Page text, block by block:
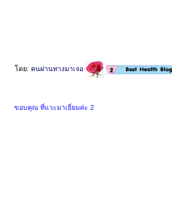
ดย: คนผ่านทางมาเจอ
ขอบคุณ ที่แวะมาเยี่ยมค่ะ 2